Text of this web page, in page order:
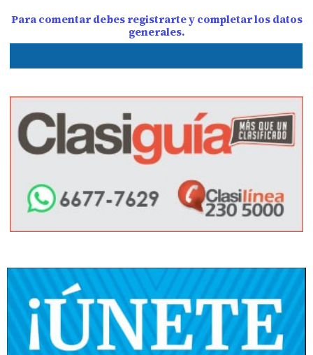
Para comentar debes registrarte y completar los datos
generales.